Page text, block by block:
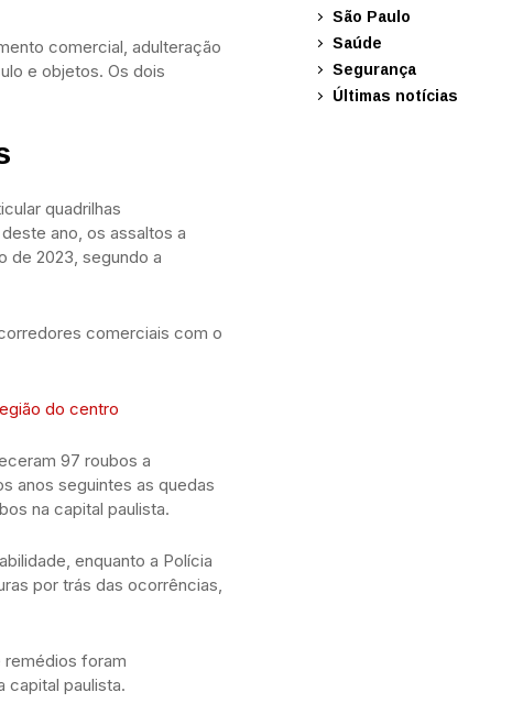
comercial, adulteração
e objetos. Os dois
quadrilhas
ano, os assaltos a
de 2023, segundo a
comerciais com o
do centro
97 roubos a
anos seguintes as quedas
na capital paulista.
enquanto a Polícia
por trás das ocorrências,
remédios foram
capital paulista.
São Paulo
Saúde
Segurança
Últimas notícias